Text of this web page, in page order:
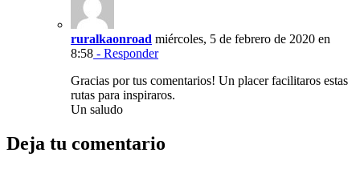
ruralkaonroad miércoles, 5 de febrero de 2020 en
8:58 - Responder
Gracias por tus comentarios! Un placer facilitaros estas
rutas para inspiraros.
Un saludo
Deja tu comentario